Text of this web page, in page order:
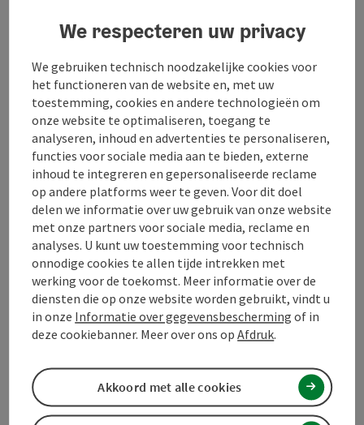
Geschiktheid
Toegankelijkheid
Bijdrage aankruisen
Naar favorieten
PDF aanmaken
Bijdrage printen
In de buurt
powered byTOURDATA Doe een suggestie
We respecteren uw privacy
We gebruiken technisch noodzakelijke cookies voor
het functioneren van de website en, met uw
toestemming, cookies en andere technologieën om
onze website te optimaliseren, toegang te
analyseren, inhoud en advertenties te personaliseren,
functies voor sociale media aan te bieden, externe
inhoud te integreren en gepersonaliseerde reclame
op andere platforms weer te geven. Voor dit doel
delen we informatie over uw gebruik van onze website
met onze partners voor sociale media, reclame en
analyses. U kunt uw toestemming voor technisch
onnodige cookies te allen tijde intrekken met
werking voor de toekomst. Meer informatie over de
diensten die op onze website worden gebruikt, vindt u
in onze Informatie over gegevensbescherming of in
deze cookiebanner. Meer over ons opAfdruk.
Akkoord met alle cookies